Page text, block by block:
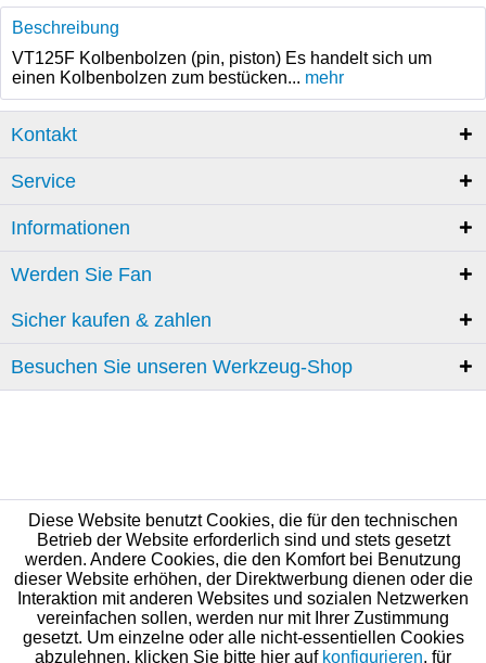
Beschreibung
VT125F Kolbenbolzen (pin, piston) Es handelt sich um
einen Kolbenbolzen zum bestücken... mehr
Kontakt
Service
Informationen
Werden Sie Fan
Sicher kaufen & zahlen
Besuchen Sie unseren Werkzeug-Shop
Diese Website benutzt Cookies, die für den technischen
Betrieb der Website erforderlich sind und stets gesetzt
werden. Andere Cookies, die den Komfort bei Benutzung
dieser Website erhöhen, der Direktwerbung dienen oder die
Interaktion mit anderen Websites und sozialen Netzwerken
vereinfachen sollen, werden nur mit Ihrer Zustimmung
gesetzt. Um einzelne oder alle nicht-essentiellen Cookies
abzulehnen, klicken Sie bitte hier auf konfigurieren, für